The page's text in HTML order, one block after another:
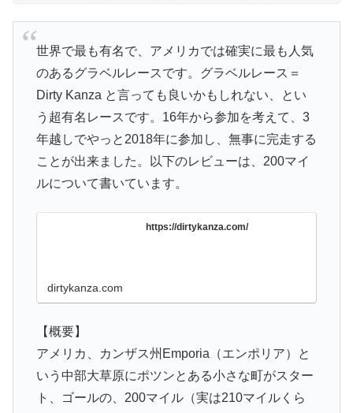
世界で最も有名で、アメリカでは確実に最も人気
のあるグラベルレースです。グラベルレース＝
Dirty Kanza と言っても良いかもしれない、とい
う超有名レースです。16年から参加を考えて、3
年越しでやっと2018年に参加し、無事に完走する
ことが出来ました。以下のレビューは、200マイ
ルについて書いています。
https://dirtykanza.com/
dirtykanza.com
【概要】
アメリカ、カンザス州Emporia（エンポリア）と
いう中部大草原にポツンとある小さな町がスター
ト、ゴールの、200マイル（実は210マイルくら